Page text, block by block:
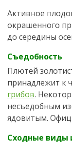
Активное
окрашенного
до середины
Съедобность
Плютей
принадлежит к
грибов.
несъедобным
ядовитым.
Сходные виды